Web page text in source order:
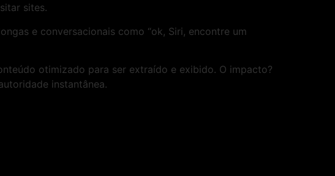
sites.
e conversacionais como “ok, Siri, encontre um
otimizado para ser extraído e exibido. O impacto?
instantânea.